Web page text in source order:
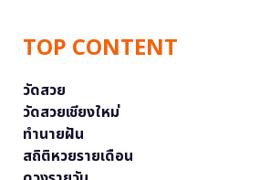
TOP CONTENT
วัดสวย
วัดสวยเชียงใหม่
ทำนายฝัน
สถิติหวยรายเดือน